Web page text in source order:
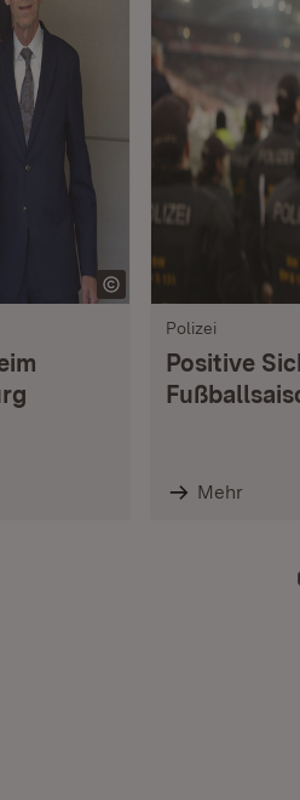
Polizei
Positive
Mehr